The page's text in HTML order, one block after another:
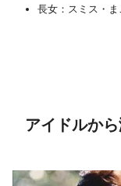
長女：スミス・ま
アイドルか